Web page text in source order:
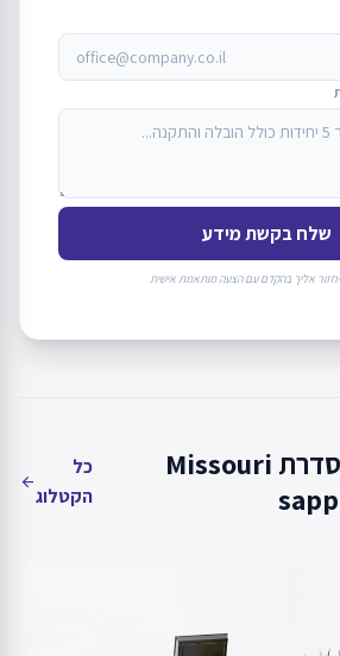
שלח בקשת מידע
יחזור אליך בהקדם עם הצעה מותאמת אישית
מוצרים נוספים מסדרת Missouri
כל
הקטלוג
arrow_back